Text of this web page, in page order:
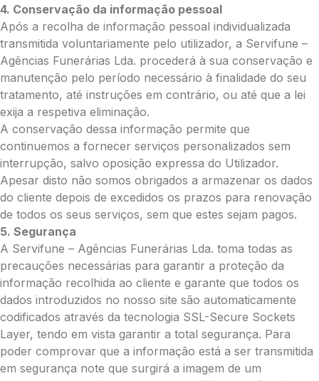
O seu email*
Mensagem a constar no cartão
Pedidos/Informações adicionais
Total:
0.00
Enviar Flores
4. Conservação da informação pessoal
Após a recolha de informação pessoal individualizada
transmitida voluntariamente pelo utilizador, a Servifune –
Agências Funerárias Lda. procederá à sua conservação e
manutenção pelo período necessário à finalidade do seu
tratamento, até instruções em contrário, ou até que a lei
exija a respetiva eliminação.
A conservação dessa informação permite que
continuemos a fornecer serviços personalizados sem
interrupção, salvo oposição expressa do Utilizador.
Apesar disto não somos obrigados a armazenar os dados
do cliente depois de excedidos os prazos para renovação
de todos os seus serviços, sem que estes sejam pagos.
5. Segurança
A Servifune – Agências Funerárias Lda. toma todas as
precauções necessárias para garantir a proteção da
informação recolhida ao cliente e garante que todos os
dados introduzidos no nosso site são automaticamente
codificados através da tecnologia SSL-Secure Sockets
Layer, tendo em vista garantir a total segurança. Para
poder comprovar que a informação está a ser transmitida
em segurança note que surgirá a imagem de um